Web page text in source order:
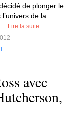
de plonger le
de la
Lire la suite
avec